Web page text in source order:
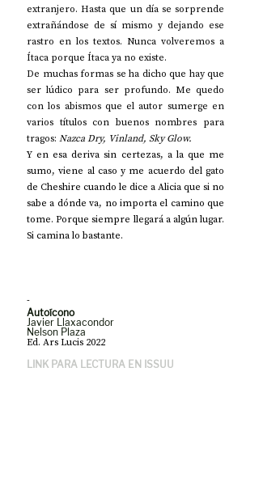
extranjero. Hasta que un día se sorprende
extrañándose de sí mismo y dejando ese
rastro en los textos. Nunca volveremos a
Ítaca porque Ítaca ya no existe.
De muchas formas se ha dicho que hay que
ser lúdico para ser profundo. Me quedo
con los abismos que el autor sumerge en
varios títulos con buenos nombres para
tragos: Nazca Dry, Vinland, Sky Glow.
Y en esa deriva sin certezas, a la que me
sumo, viene al caso y me acuerdo del gato
de Cheshire cuando le dice a Alicia que si no
sabe a dónde va, no importa el camino que
tome. Porque siempre llegará a algún lugar.
Si camina lo bastante.
-
Autoícono
Javier Llaxacondor
Nelson Plaza
Ed. Ars Lucis 2022
LINK PARA LECTURA EN ISSUU